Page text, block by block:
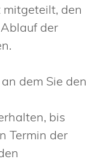
den
der
dem Sie den
bis
Termin der